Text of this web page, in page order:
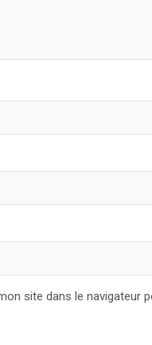
site dans le navigateur